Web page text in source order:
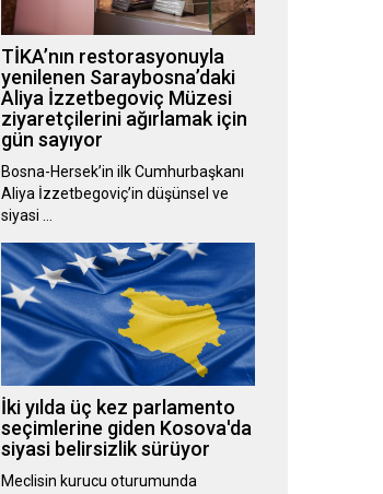
TİKA’nın restorasyonuyla
yenilenen Saraybosna’daki
Aliya İzzetbegoviç Müzesi
ziyaretçilerini ağırlamak için
gün sayıyor
Bosna-Hersek’in ilk Cumhurbaşkanı
Aliya İzzetbegoviç’in düşünsel ve
siyasi …
İki yılda üç kez parlamento
seçimlerine giden Kosova'da
siyasi belirsizlik sürüyor
Meclisin kurucu oturumunda